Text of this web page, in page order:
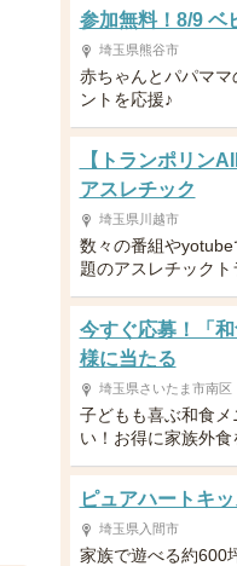
参加無料！8/9
埼玉県熊谷市
赤ちゃんとパパマ
ントを応援♪
【トランポリン
アスレチック
埼玉県川越市
数々の番組や
題のアスレチックト
今すぐ応募！「
様に当たる
埼玉県さいたま市南区
子どもも喜ぶ和食
い！お得に家族外食
ピュアハートキ
埼玉県入間市
家族で遊べる約600